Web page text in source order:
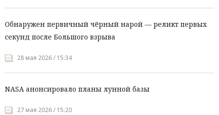
Обнаружен первичный чёрный нарой — реликт первых
секунд после Большого взрыва
28 мая 2026 / 15:34
NASA анонсировало планы лунной базы
27 мая 2026 / 15:20